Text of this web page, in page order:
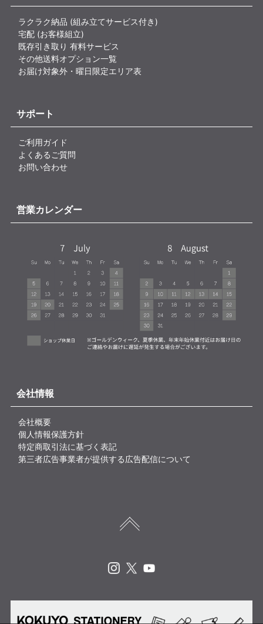
ラクラク納品 (組み立てサービス付き)
宅配 (お客様組立)
既存引き取り 有料サービス
その他送料オプション一覧
お届け対象外・曜日限定エリア表
サポート
ご利用ガイド
よくあるご質問
お問い合わせ
営業カレンダー
会社情報
会社概要
個人情報保護方針
特定商取引法に基づく表記
第三者広告事業者が提供する広告配信について